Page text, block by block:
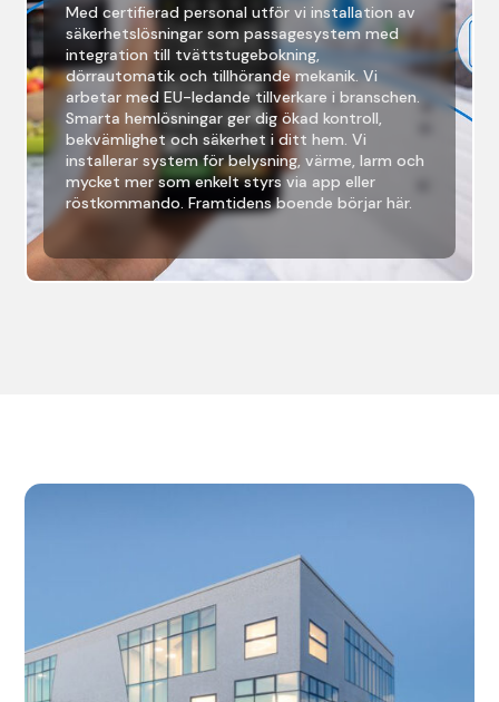
Med certifierad personal utför vi installation av
säkerhetslösningar som passagesystem med
integration till tvättstugebokning,
dörrautomatik och tillhörande mekanik. Vi
arbetar med EU-ledande tillverkare i branschen.
Smarta hemlösningar ger dig ökad kontroll,
bekvämlighet och säkerhet i ditt hem. Vi
installerar system för belysning, värme, larm och
mycket mer som enkelt styrs via app eller
röstkommando. Framtidens boende börjar här.